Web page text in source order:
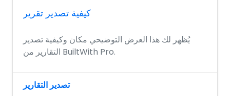
كيفية تصدير تقرير
يُظهر لك هذا العرض التوضيحي مكان وكيفية تصدير
التقارير من BuiltWith Pro.
تصدير التقارير